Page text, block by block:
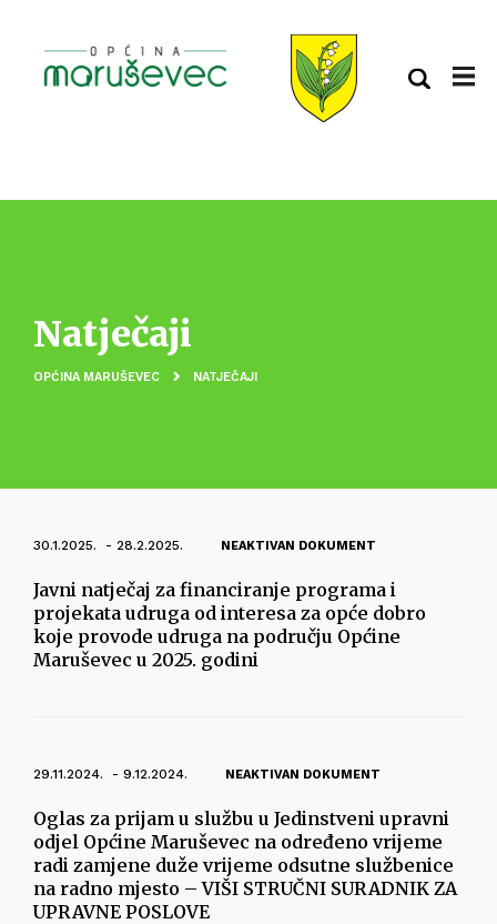
Natječaji
OPĆINA MARUŠEVEC NATJEČAJI
30.1.2025. - 28.2.2025. NEAKTIVAN DOKUMENT
Javni natječaj za financiranje programa i
projekata udruga od interesa za opće dobro
koje provode udruga na području Općine
Maruševec u 2025. godini
29.11.2024. - 9.12.2024. NEAKTIVAN DOKUMENT
Oglas za prijam u službu u Jedinstveni upravni
odjel Općine Maruševec na određeno vrijeme
radi zamjene duže vrijeme odsutne službenice
na radno mjesto – VIŠI STRUČNI SURADNIK ZA
UPRAVNE POSLOVE